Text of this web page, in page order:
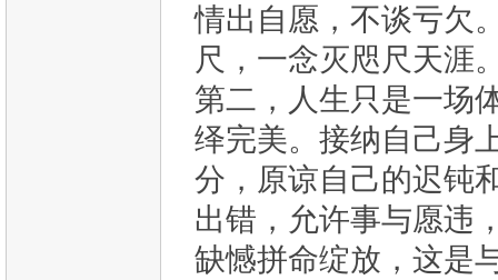
情出自愿，不谈亏欠
尺，一念灭咫尺天涯
第二，人生只是一场
绎完美。接纳自己身
分，原谅自己的迟钝
出错，允许事与愿违
缺憾拼命绽放，这是